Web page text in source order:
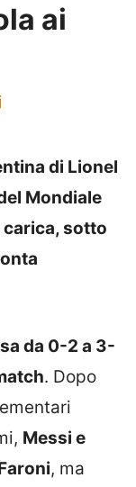
ai
di Lionel
Mondiale
carica, sotto
da 0-2 a 3-
. Dopo
Messi e
, ma